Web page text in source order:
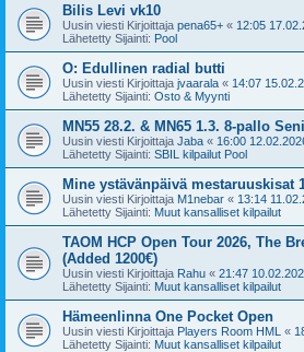
Bilis Levi vk10
Uusin viesti Kirjoittaja pena65+ « 12:05
Lähetetty Sijainti: Pool
O: Edullinen radial butti
Uusin viesti Kirjoittaja jvaarala « 14:07
Lähetetty Sijainti: Osto & Myynti
MN55 28.2. & MN65 1.3. 8-pallo
Uusin viesti Kirjoittaja Jaba « 16:00
Lähetetty Sijainti: SBIL kilpailut Pool
Mine ystävänpäivä mestaruuskisat
Uusin viesti Kirjoittaja M1nebar « 13:14
Lähetetty Sijainti: Muut kansalliset kilpailut
TAOM HCP Open Tour 2026, The
(Added 1200€)
Uusin viesti Kirjoittaja Rahu « 21:47
Lähetetty Sijainti: Muut kansalliset kilpailut
Hämeenlinna One Pocket Open
Uusin viesti Kirjoittaja Players Room HML «
Lähetetty Sijainti: Muut kansalliset kilpailut